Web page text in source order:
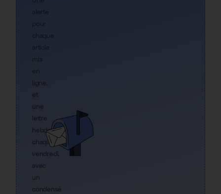
alerte
pour
chaque
article
mis
en
ligne,
et
une
lettre
hebdo
chaque
vendredi,
avec
un
condensé